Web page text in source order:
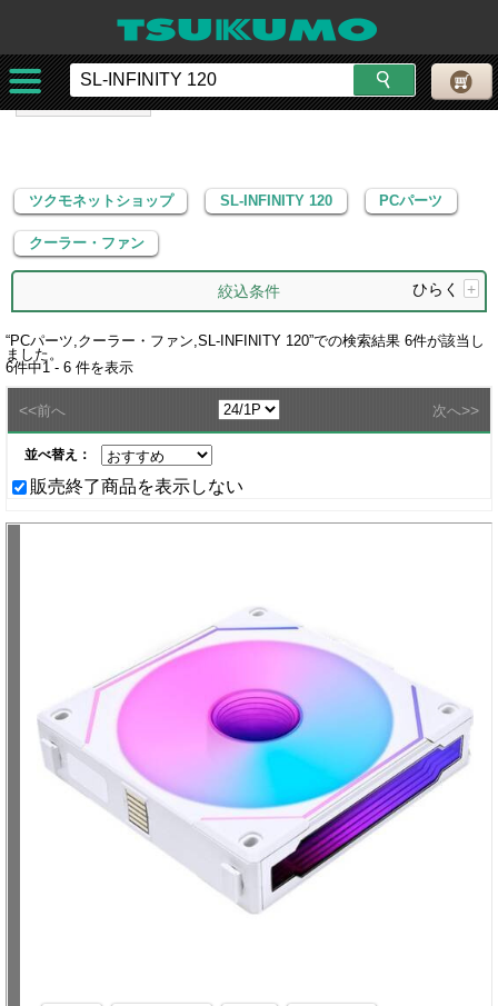
ツクモネットショップ SL-INFINITY 120
PCパーツ
クーラー・ファン
ツクモネットショップ SL-INFINITY 120 PCパーツ
クーラー・ファン
絞込条件 ひらく +
“PCパーツ,クーラー・ファン,SL-INFINITY 120”での検索結果 6件が該当し
ました。
6件中1 - 6 件を表示
<<前へ 次へ>>
並べ替え：
販売終了商品を表示しない